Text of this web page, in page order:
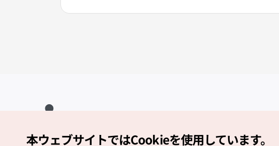
Copyright (c) Korea Tourism Organization All Rights Reserved.
本ウェブサイトではCookieを使用しています。